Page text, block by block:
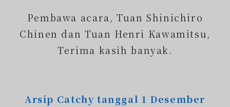
Pembawa acara, Tuan Shinichiro
Chinen dan Tuan Henri Kawamitsu,
Terima kasih banyak.
Arsip Catchy tanggal 1 Desember